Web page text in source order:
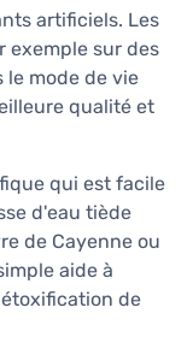
artificiels. Les
exemple sur des
le mode de vie
qualité et
qui est facile
d'eau tiède
de Cayenne ou
aide à
de